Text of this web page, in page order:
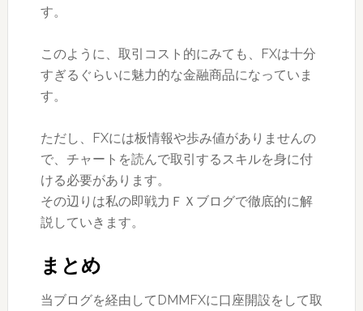
す。
このように、取引コスト的にみても、FXは十分
すぎるぐらいに魅力的な金融商品になっていま
す。
ただし、FXには板情報や歩み値がありませんの
で、チャートを読んで取引するスキルを身に付
ける必要があります。
その辺りは私の即戦力ＦＸブログで徹底的に解
説していきます。
まとめ
当ブログを経由してDMMFXに口座開設をして取